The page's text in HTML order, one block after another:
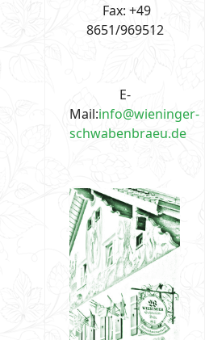
Fax: +49
8651/969512
E-
Mail:info@wieninger-
schwabenbraeu.de